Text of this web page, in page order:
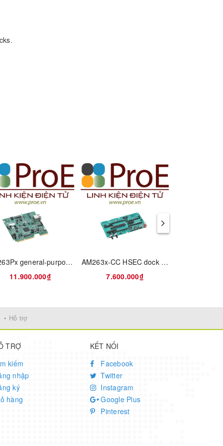
AM263Px general-purpose controlCARD™ development kit Arm®-based MCU
11.900.000₫
AM263x-CC HSEC dock and breakout board for GPMC, JTAG/TRACE, MCAN, and LIN signals
7.600.000₫
• Hỗ trợ
TRỢ
kiếm
nhập
ký
hàng
KẾT NỐI
Facebook
Twitter
Instagram
Google Plus
Pinterest